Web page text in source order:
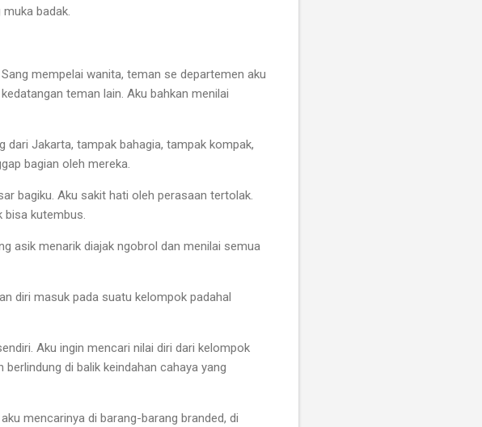
badak.
mempelai wanita, teman se departemen aku
teman lain. Aku bahkan menilai
Jakarta, tampak bahagia, tampak kompak,
bagian oleh mereka.
bagiku. Aku sakit hati oleh perasaan tertolak.
kutembus.
asik menarik diajak ngobrol dan menilai semua
diri masuk pada suatu kelompok padahal
Aku ingin mencari nilai diri dari kelompok
di balik keindahan cahaya yang
mencarinya di barang-barang branded, di